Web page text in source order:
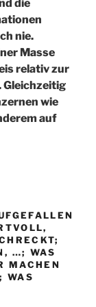
die
nie.
Masse
relativ zur
Gleichzeitig
wie
auf
…; WAS
MACHEN
WAS